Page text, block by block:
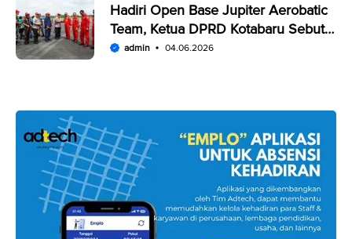
Hadiri Open Base Jupiter Aerobatic
Team, Ketua DPRD Kotabaru Sebut
Penampilan JAT Luar Biasa
admin 04.06.2026